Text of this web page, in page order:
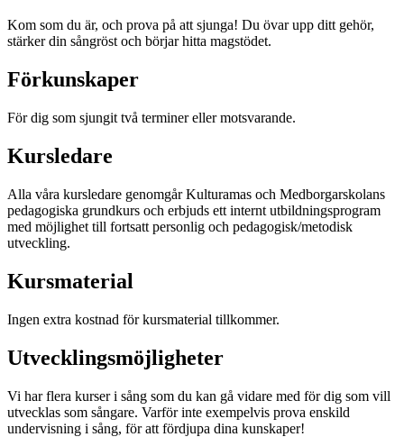
Kom som du är, och prova på att sjunga! Du övar upp ditt gehör,
stärker din sångröst och börjar hitta magstödet.
Förkunskaper
För dig som sjungit två terminer eller motsvarande.
Kursledare
Alla våra kursledare genomgår Kulturamas och Medborgarskolans
pedagogiska grundkurs och erbjuds ett internt utbildningsprogram
med möjlighet till fortsatt personlig och pedagogisk/metodisk
utveckling.
Kursmaterial
Ingen extra kostnad för kursmaterial tillkommer.
Utvecklingsmöjligheter
Vi har flera kurser i sång som du kan gå vidare med för dig som vill
utvecklas som sångare. Varför inte exempelvis prova enskild
undervisning i sång, för att fördjupa dina kunskaper!